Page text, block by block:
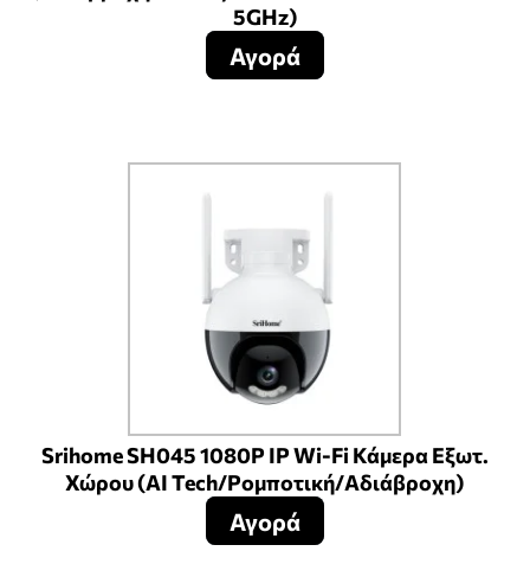
5GHz)
Αγορά
Srihome SH045 1080P IP Wi-Fi Κάμερα Εξωτ.
Χώρου (AI Tech/Ρομποτική/Αδιάβροχη)
Αγορά